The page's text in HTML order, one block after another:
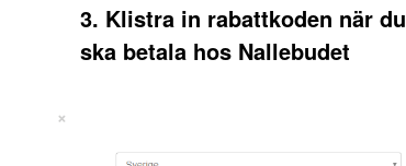
3. Klistra in rabattkoden när du
ska betala hos Nallebudet